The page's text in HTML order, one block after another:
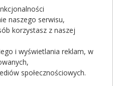
tzw. kwarantanny
grudnia do 17 stycznia.
działalność galerii
kwarantanny oznacza
obejmą też zaplanowane na
Jakie zmiany czekają nas
naszego serwisu,
korzystasz z naszej
i wyświetlania reklam, w
społecznościowych.